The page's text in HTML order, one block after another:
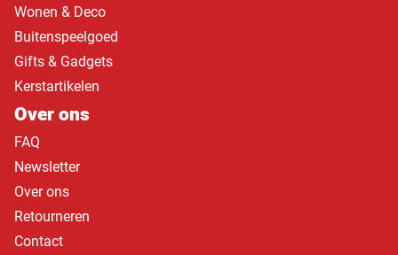
Wonen & Deco
Buitenspeelgoed
Gifts & Gadgets
Kerstartikelen
Over ons
FAQ
Newsletter
Over ons
Retourneren
Contact